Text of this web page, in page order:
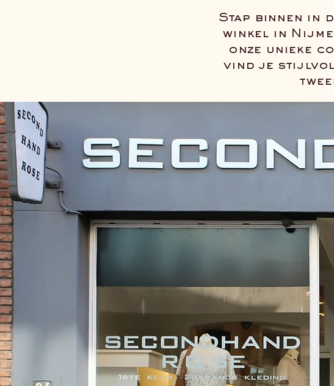
Stap binnen in
winkel in
onze unieke
vind je